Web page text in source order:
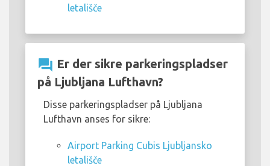
letališče
question_answer Er der sikre parkeringspladser
på Ljubljana Lufthavn?
Disse parkeringspladser på Ljubljana
Lufthavn anses for sikre:
Airport Parking Cubis Ljubljansko
letališče